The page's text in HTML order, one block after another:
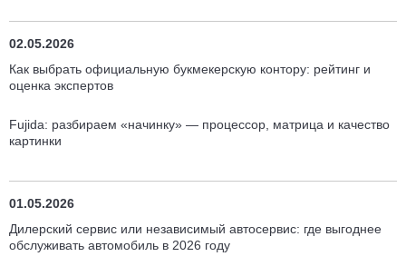
02.05.2026
Как выбрать официальную букмекерскую контору: рейтинг и
оценка экспертов
Fujida: разбираем «начинку» — процессор, матрица и качество
картинки
01.05.2026
Дилерский сервис или независимый автосервис: где выгоднее
обслуживать автомобиль в 2026 году